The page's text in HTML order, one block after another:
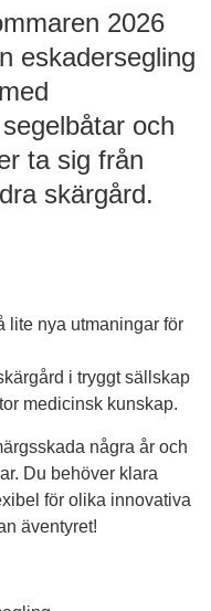
2026
eskadersegling
och
ta sig från
skärgård.
lite nya utmaningar för
i tryggt sällskap
medicinsk kunskap.
några år och
Du behöver klara
för olika innovativa
äventyret!